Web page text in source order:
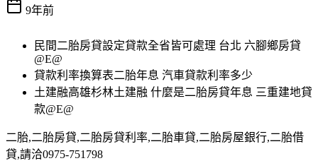
9年前
民間二胎房貸設定貸款全省皆可處理 台北 六腳鄉房貸
@E@
貸款利率換算表二胎年息 汽車貸款利率多少
土建融高雄杉林土建融 什麼是二胎房貸年息 三重建地貸
款@E@
二胎,二胎房貸,二胎房貸利率,二胎車貸,二胎房屋銀行,二胎借
貸,請洽0975-751798